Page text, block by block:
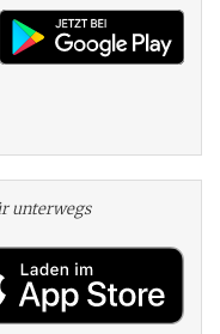
unterwegs